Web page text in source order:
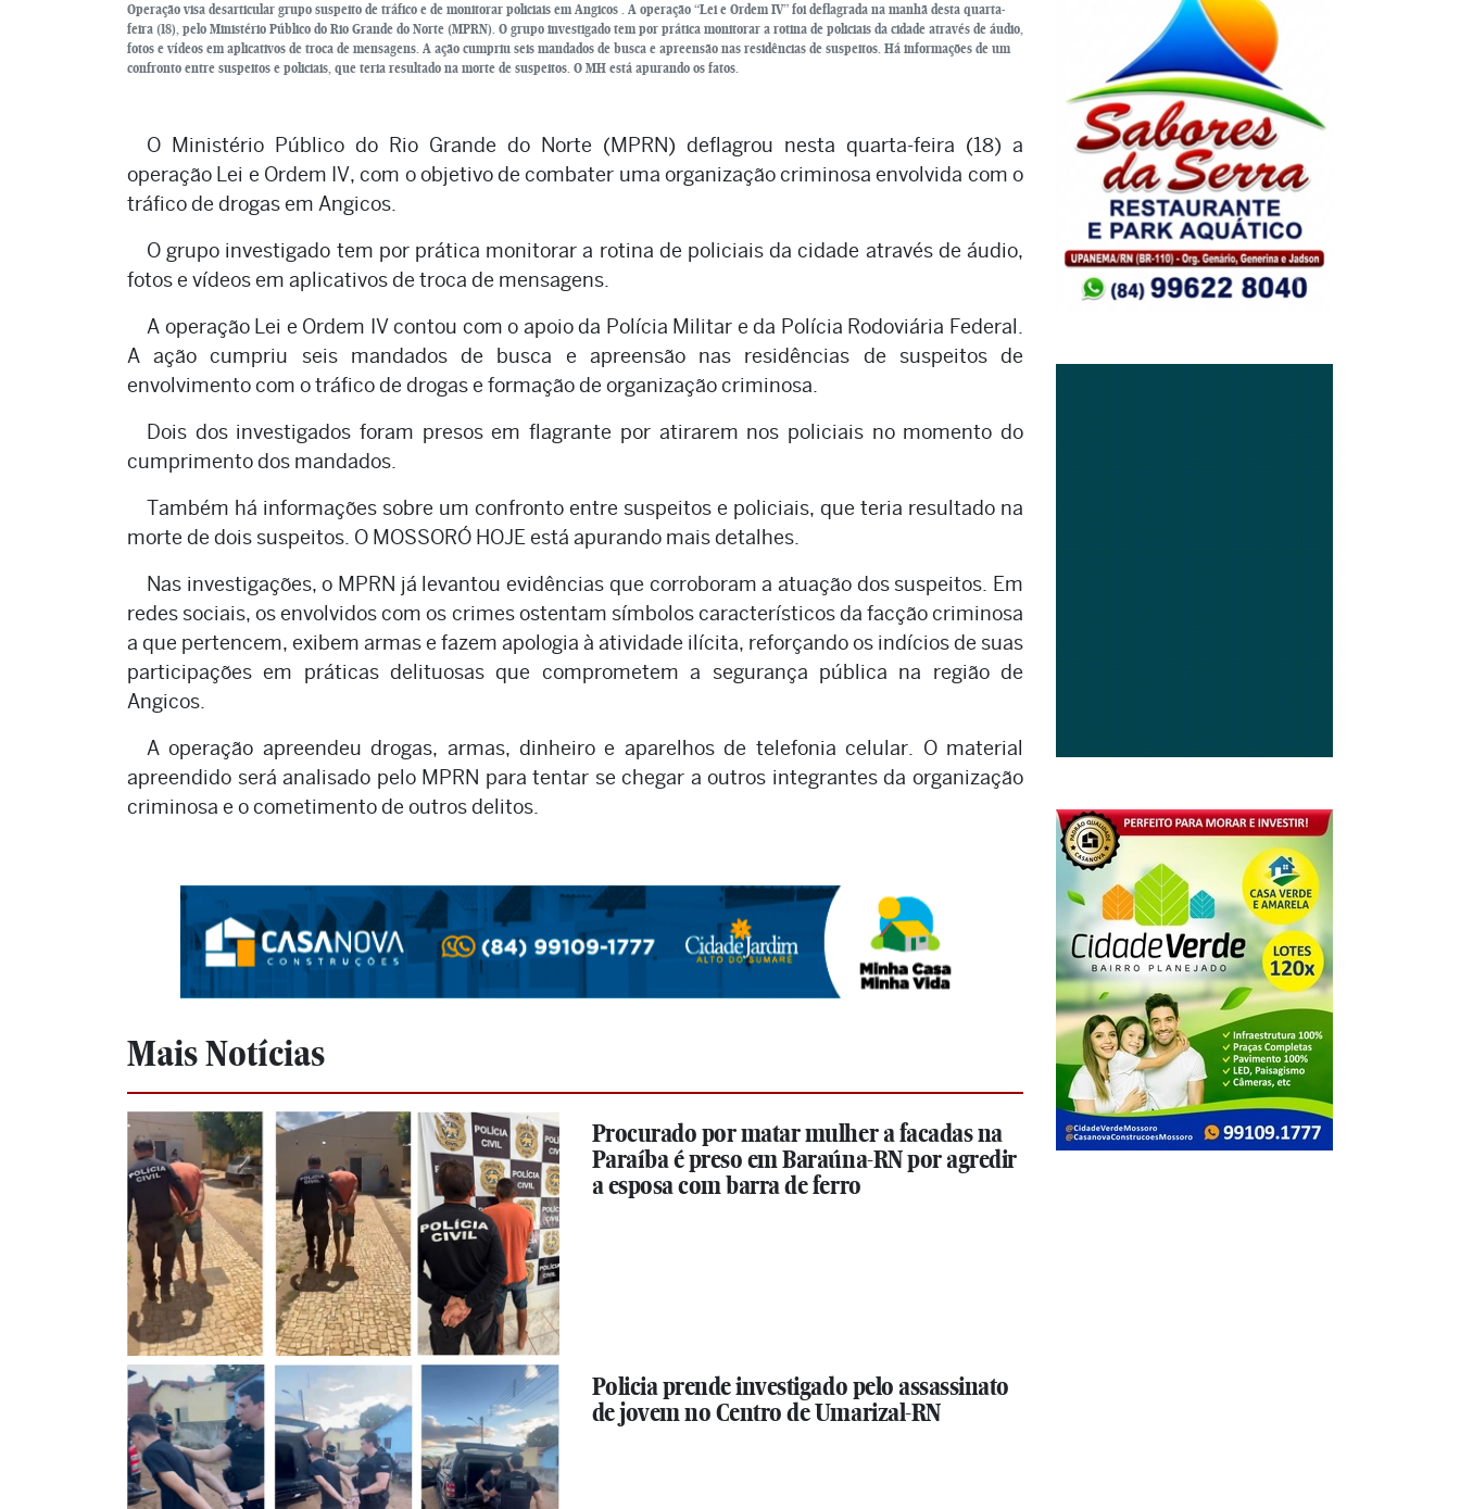
Operação visa desarticular grupo suspeito de tráfico e de monitorar policiais em Angicos . A operação “Lei e Ordem IV” foi deflagrada na manhã desta quarta-
feira (18), pelo Ministério Público do Rio Grande do Norte (MPRN). O grupo investigado tem por prática monitorar a rotina de policiais da cidade através de áudio,
fotos e vídeos em aplicativos de troca de mensagens. A ação cumpriu seis mandados de busca e apreensão nas residências de suspeitos. Há informações de um
confronto entre suspeitos e policiais, que teria resultado na morte de suspeitos. O MH está apurando os fatos.
O Ministério Público do Rio Grande do Norte (MPRN) deflagrou nesta quarta-feira (18) a
operação Lei e Ordem IV, com o objetivo de combater uma organização criminosa envolvida com o
tráfico de drogas em Angicos.
O grupo investigado tem por prática monitorar a rotina de policiais da cidade através de áudio,
fotos e vídeos em aplicativos de troca de mensagens.
A operação Lei e Ordem IV contou com o apoio da Polícia Militar e da Polícia Rodoviária Federal.
A ação cumpriu seis mandados de busca e apreensão nas residências de suspeitos de
envolvimento com o tráfico de drogas e formação de organização criminosa.
Dois dos investigados foram presos em flagrante por atirarem nos policiais no momento do
cumprimento dos mandados.
Também há informações sobre um confronto entre suspeitos e policiais, que teria resultado na
morte de dois suspeitos. O MOSSORÓ HOJE está apurando mais detalhes.
Nas investigações, o MPRN já levantou evidências que corroboram a atuação dos suspeitos. Em
redes sociais, os envolvidos com os crimes ostentam símbolos característicos da facção criminosa
a que pertencem, exibem armas e fazem apologia à atividade ilícita, reforçando os indícios de suas
participações em práticas delituosas que comprometem a segurança pública na região de
Angicos.
A operação apreendeu drogas, armas, dinheiro e aparelhos de telefonia celular. O material
apreendido será analisado pelo MPRN para tentar se chegar a outros integrantes da organização
criminosa e o cometimento de outros delitos.
Mais Notícias
Procurado por matar mulher a facadas na
Paraíba é preso em Baraúna-RN por agredir
a esposa com barra de ferro
Policia prende investigado pelo assassinato
de jovem no Centro de Umarizal-RN